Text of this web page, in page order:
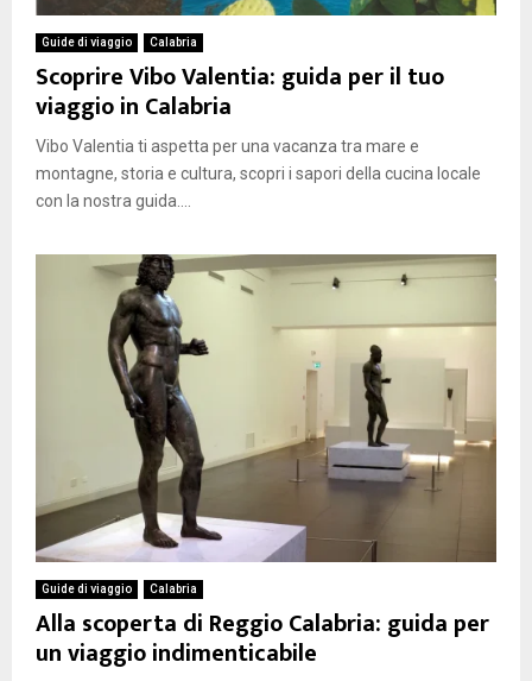
Guide di viaggio Calabria
Scoprire Vibo Valentia: guida per il tuo
viaggio in Calabria
Vibo Valentia ti aspetta per una vacanza tra mare e
montagne, storia e cultura, scopri i sapori della cucina locale
con la nostra guida....
Guide di viaggio Calabria
Alla scoperta di Reggio Calabria: guida per
un viaggio indimenticabile